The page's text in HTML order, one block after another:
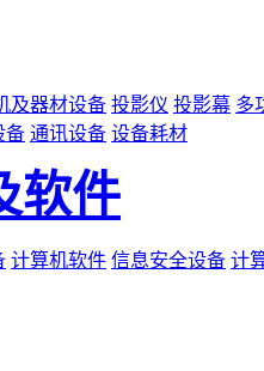
及器材设备 投影仪 投影幕 多
备 通讯设备 设备耗材
软件
计算机软件 信息安全设备 计